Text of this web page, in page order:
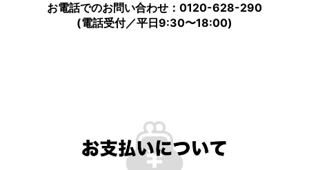
お電話でのお問い合わせ：0120-628-290
(電話受付／平日9:30〜18:00)